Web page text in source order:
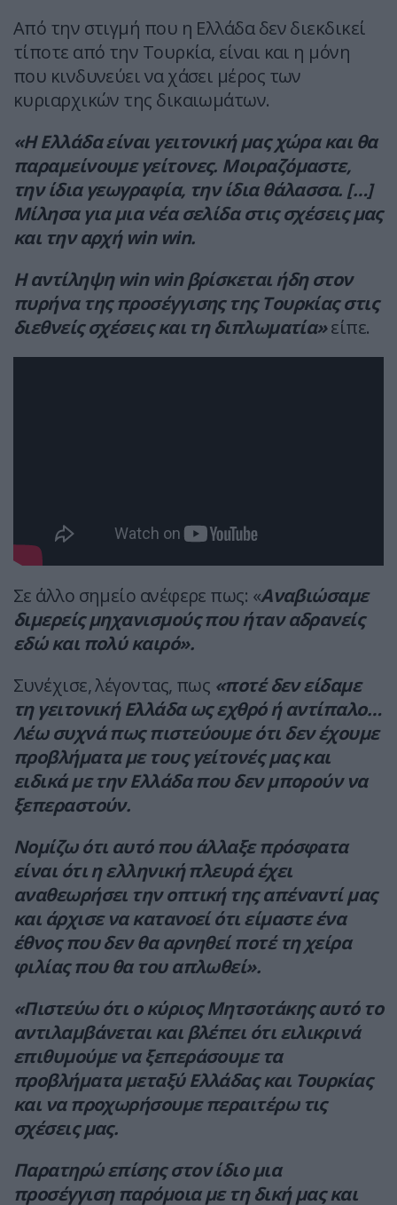
Από την στιγμή που η Ελλάδα δεν διεκδικεί
τίποτε από την Τουρκία, είναι και η μόνη
που κινδυνεύει να χάσει μέρος των
κυριαρχικών της δικαιωμάτων.
«Η Ελλάδα είναι γειτονική μας χώρα και θα
παραμείνουμε γείτονες. Μοιραζόμαστε,
την ίδια γεωγραφία, την ίδια θάλασσα. […]
Μίλησα για μια νέα σελίδα στις σχέσεις μας
και την αρχή win win.
Η αντίληψη win win βρίσκεται ήδη στον
πυρήνα της προσέγγισης της Τουρκίας στις
διεθνείς σχέσεις και τη διπλωματία»είπε.
Σε άλλο σημείο ανέφερε πως: «Αναβιώσαμε
διμερείς μηχανισμούς που ήταν αδρανείς
εδώ και πολύ καιρό».
Συνέχισε, λέγοντας, πως «ποτέ δεν είδαμε
τη γειτονική Ελλάδα ως εχθρό ή αντίπαλο…
Λέω συχνά πως πιστεύουμε ότι δεν έχουμε
προβλήματα με τους γείτονές μας και
ειδικά με την Ελλάδα που δεν μπορούν να
ξεπεραστούν.
Νομίζω ότι αυτό που άλλαξε πρόσφατα
είναι ότι η ελληνική πλευρά έχει
αναθεωρήσει την οπτική της απέναντί μας
και άρχισε να κατανοεί ότι είμαστε ένα
έθνος που δεν θα αρνηθεί ποτέ τη χείρα
φιλίας που θα του απλωθεί».
«Πιστεύω ότι ο κύριος Μητσοτάκης αυτό το
αντιλαμβάνεται και βλέπει ότι ειλικρινά
επιθυμούμε να ξεπεράσουμε τα
προβλήματα μεταξύ Ελλάδας και Τουρκίας
και να προχωρήσουμε περαιτέρω τις
σχέσεις μας.
Παρατηρώ επίσης στον ίδιο μια
προσέγγιση παρόμοια με τη δική μας και